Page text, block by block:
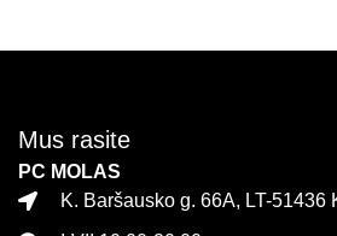
Mus rasite
PC MOLAS
K. Baršausko g. 66A, LT-51436